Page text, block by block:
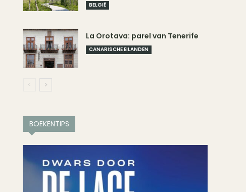
BELGIË
La Orotava: parel van Tenerife
CANARISCHE EILANDEN
BOEKENTIPS